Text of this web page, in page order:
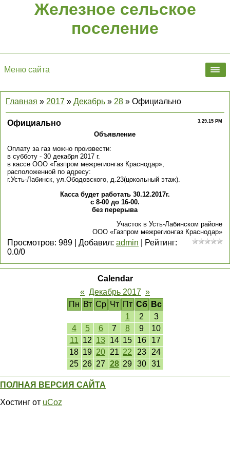
Железное сельское
поселение
Меню сайта
Главная » 2017 » Декабрь » 28 » Официально
3.29.15 PM
Официально
Объявление
Оплату за газ можно произвести:
в субботу - 30 декабря 2017 г.
в кассе ООО «Газпром межрегионгаз Краснодар»,
расположенной по адресу:
г.Усть-Лабинск, ул.Ободовского, д.23(цокольный этаж).
Касса будет работать 30.12.2017г.
с 8-00 до 16-00.
без перерыва
Участок в Усть-Лабинском районе
ООО «Газпром межрегионгаз Краснодар»
Просмотров: 989 Добавил: admin Рейтинг:
0.0/0
Calendar
« Декабрь 2017 »
Пн Вт Ср Чт Пт Сб
Вс
1
2
3
4
5 6 7 8 9
10
11 12 13 14 15 16
17
18 19 20 21 22 23
24
25 26 27 28 29 30 31
ПОЛНАЯ ВЕРСИЯ САЙТА
Хостинг от uCoz